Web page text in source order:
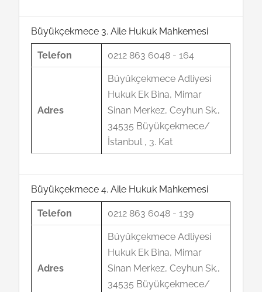
Büyükçekmece 3. Aile Hukuk Mahkemesi
Telefon 0212 863 6048 - 164
Adres
Büyükçekmece Adliyesi
Hukuk Ek Bina, Mimar
Sinan Merkez, Ceyhun Sk.,
34535 Büyükçekmece/
İstanbul , 3. Kat
Büyükçekmece 4. Aile Hukuk Mahkemesi
Telefon 0212 863 6048 - 139
Adres
Büyükçekmece Adliyesi
Hukuk Ek Bina, Mimar
Sinan Merkez, Ceyhun Sk.,
34535 Büyükçekmece/